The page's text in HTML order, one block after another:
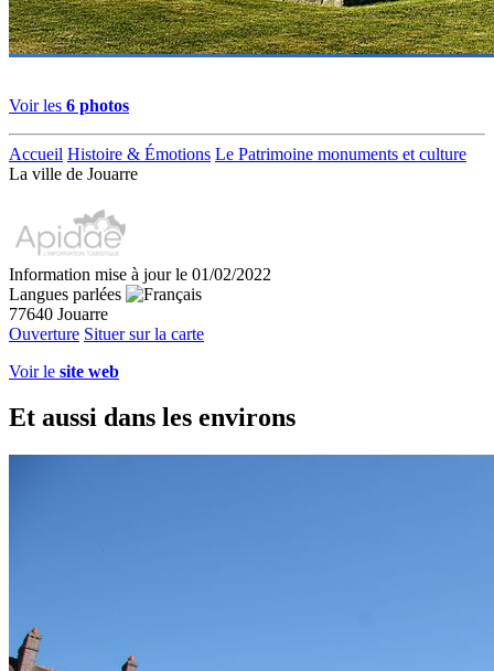
Voir les 6 photos
Accueil Histoire & Émotions Le Patrimoine monuments et culture
La ville de Jouarre
Information mise à jour le 01/02/2022
Langues parlées
77640 Jouarre
Ouverture Situer sur la carte
Voir le site web
Et aussi dans les environs